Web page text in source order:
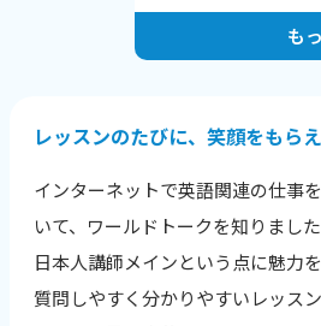
もやりがいを感じます。
人は自分の短所に
レッスンでは生徒
い長所や成長のポ
います。
純粋に生徒さんに
しいですし、いた
も
レッスンのたびに、笑顔をもら
インターネットで英語関連の仕事
いて、ワールドトークを知りました
日本人講師メインという点に魅力を
質問しやすく分かりやすいレッス